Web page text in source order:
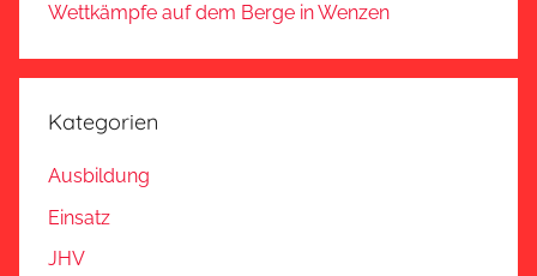
Wettkämpfe auf dem Berge in Wenzen
Kategorien
Ausbildung
Einsatz
JHV